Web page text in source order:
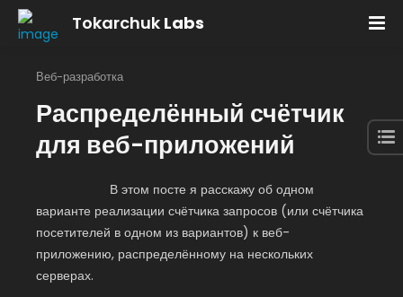
Tokarchuk Labs
Веб-разработка
Распределённый счётчик
для веб-приложений
В этом посте я расскажу об одном
варианте реализации счётчика запросов (или счётчика
посетителей в одном из вариантов) к веб-
приложению, распределённому на нескольких
серверах.